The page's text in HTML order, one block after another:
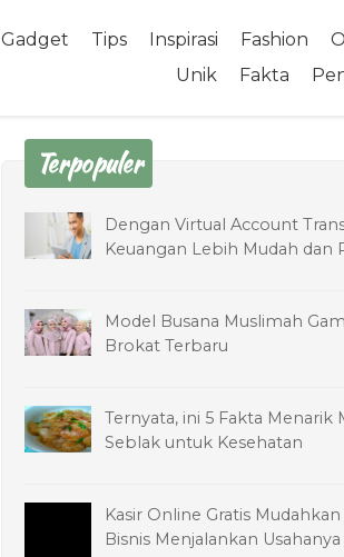
Gadget Tips Inspirasi Fashion
Unik
Fakta
Terpopuler
Dengan Virtual Account
Keuangan Lebih Mudah dan
Model Busana Muslimah
Brokat Terbaru
Ternyata, ini 5 Fakta Menarik
Seblak untuk Kesehatan
Kasir Online Gratis
Bisnis Menjalankan Usahanya